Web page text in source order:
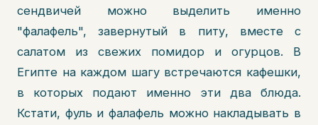
сендвичей можно выделить именно
"фалафель", завернутый в питу, вместе с
салатом из свежих помидор и огурцов. В
Египте на каждом шагу встречаются кафешки,
в которых подают именно эти два блюда.
Кстати, фуль и фалафель можно накладывать в